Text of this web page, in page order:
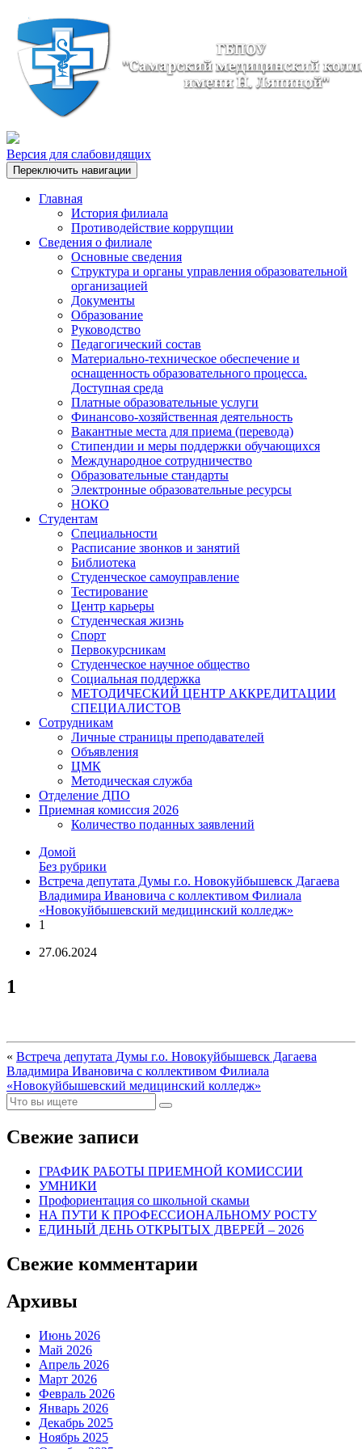
Версия для слабовидящих
Переключить навигации
Главная
История филиала
Противодействие коррупции
Сведения о филиале
Основные сведения
Структура и органы управления образовательной
организацией
Документы
Образование
Руководство
Педагогический состав
Материально-техническое обеспечение и
оснащенность образовательного процесса.
Доступная среда
Платные образовательные услуги
Финансово-хозяйственная деятельность
Вакантные места для приема (перевода)
Стипендии и меры поддержки обучающихся
Международное сотрудничество
Образовательные стандарты
Электронные образовательные ресурсы
НОКО
Студентам
Специальности
Расписание звонков и занятий
Библиотека
Студенческое самоуправление
Тестирование
Центр карьеры
Студенческая жизнь
Спорт
Первокурсникам
Студенческое научное общество
Социальная поддержка
МЕТОДИЧЕСКИЙ ЦЕНТР АККРЕДИТАЦИИ
СПЕЦИАЛИСТОВ
Сотрудникам
Личные страницы преподавателей
Объявления
ЦМК
Методическая служба
Отделение ДПО
Приемная комиссия 2026
Количество поданных заявлений
Домой
Без рубрики
Встреча депутата Думы г.о. Новокуйбышевск Дагаева
Владимира Ивановича с коллективом Филиала
«Новокуйбышевский медицинский колледж»
1
27.06.2024
1
« Встреча депутата Думы г.о. Новокуйбышевск Дагаева
Владимира Ивановича с коллективом Филиала
«Новокуйбышевский медицинский колледж»
Свежие записи
ГРАФИК РАБОТЫ ПРИЕМНОЙ КОМИССИИ
УМНИКИ
Профориентация со школьной скамьи
НА ПУТИ К ПРОФЕССИОНАЛЬНОМУ РОСТУ
ЕДИНЫЙ ДЕНЬ ОТКРЫТЫХ ДВЕРЕЙ – 2026
Свежие комментарии
Архивы
Июнь 2026
Май 2026
Апрель 2026
Март 2026
Февраль 2026
Январь 2026
Декабрь 2025
Ноябрь 2025